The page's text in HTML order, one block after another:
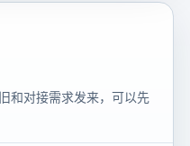
和对接需求发来，可以先